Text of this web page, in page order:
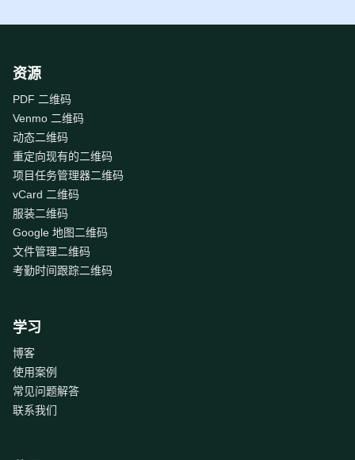
资源
PDF 二维码
Venmo 二维码
动态二维码
重定向现有的二维码
项目任务管理器二维码
vCard 二维码
服装二维码
Google 地图二维码
文件管理二维码
考勤时间跟踪二维码
学习
博客
使用案例
常见问题解答
联系我们